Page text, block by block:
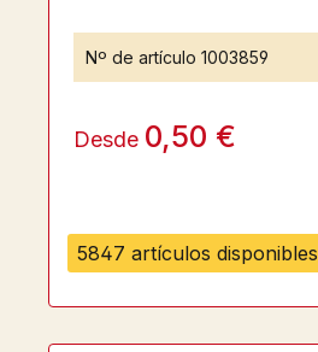
5847 artículos disponibles
Nº de artículo 1003859
Desde 0,50 €